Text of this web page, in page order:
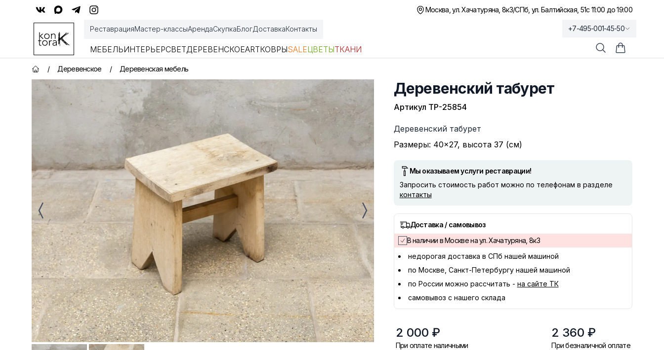
Москва, ул. Хачатуряна, 8к3/СПб, ул. Балтийская, 51с 11:00 до 19:00
РеставрацияМастер-классыАрендаСкупкаБлогДоставкаКонтакты
МЕБЕЛЬИНТЕРЬЕРСВЕТДЕРЕВЕНСКОЕARTКОВРЫSALEЦВЕТЫТКАНИ
+7-495-001-45-50
ПоискКорзина
Главная страница
/ Деревенское / Деревенская мебель
Деревенский табурет
Артикул ТР-25854
Описание
Деревенский табурет
Размеры: 40×27, высота 37 (см)
Мы оказываем услуги реставрации!
Запросить стоимость работ можно по телефонам в разделе
контакты
Доставка / самовывоз
В наличии в Москве на ул. Хачатуряна, 8к3
недорогая доставка в СПб нашей машиной
по Москве, Санкт-Петербургу нашей машиной
по России можно рассчитать - на сайте ТК
самовывоз с нашего склада
2 000 ₽
При оплате наличными
2 360 ₽
При безналичной оплате